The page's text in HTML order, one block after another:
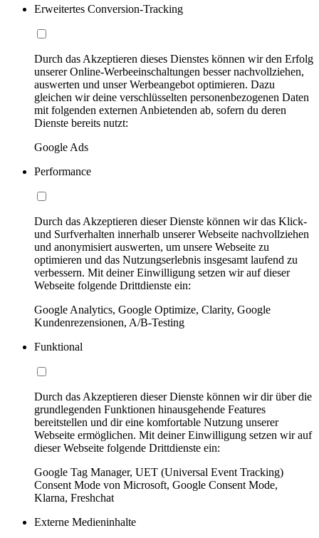
Erweitertes Conversion-Tracking
Durch das Akzeptieren dieses Dienstes können wir den Erfolg
unserer Online-Werbeeinschaltungen besser nachvollziehen,
auswerten und unser Werbeangebot optimieren. Dazu
gleichen wir deine verschlüsselten personenbezogenen Daten
mit folgenden externen Anbietenden ab, sofern du deren
Dienste bereits nutzt:
Google Ads
Performance
Durch das Akzeptieren dieser Dienste können wir das Klick-
und Surfverhalten innerhalb unserer Webseite nachvollziehen
und anonymisiert auswerten, um unsere Webseite zu
optimieren und das Nutzungserlebnis insgesamt laufend zu
verbessern. Mit deiner Einwilligung setzen wir auf dieser
Webseite folgende Drittdienste ein:
Google Analytics, Google Optimize, Clarity, Google
Kundenrezensionen, A/B-Testing
Funktional
Durch das Akzeptieren dieser Dienste können wir dir über die
grundlegenden Funktionen hinausgehende Features
bereitstellen und dir eine komfortable Nutzung unserer
Webseite ermöglichen. Mit deiner Einwilligung setzen wir auf
dieser Webseite folgende Drittdienste ein:
Google Tag Manager, UET (Universal Event Tracking)
Consent Mode von Microsoft, Google Consent Mode,
Klarna, Freshchat
Externe Medieninhalte